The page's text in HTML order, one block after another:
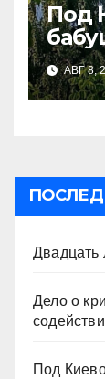
Под
АВГ 8,
Двадцать
Дело о
Под